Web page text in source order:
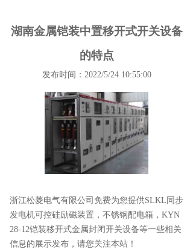
湖南金属铠装中置移开式开关设备
的特点
发布时间：2022/5/24 10:55:00
浙江松菱电气有限公司免费为您提供SLKL同步
发电机可控硅励磁装置 ，不锈钢配电箱，KYN
28-12铠装移开式金属封闭开关设备等一些相关
信息的展示发布，请您关注本站！